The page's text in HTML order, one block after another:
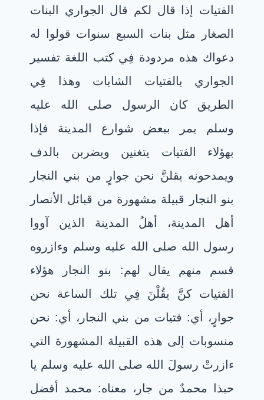
الفتيات إذا قال لكم قال الجواري البنات
الصغار مثل بنات السبع سنوات قولوا له
دعواك هذه مردودة فِي كتب اللغة تفسير
الجواري بالفتيات الشابات وهذا فِي
الطريق كان الرسول صلى الله عليه
وسلم يمر ببعض شوارع المدينة فإذا
بهؤلاء الفتيات يتغنين ويضربن بالدف
ويمدحونه يقلنَّ نحن جوارٍ من بني النجار
بنو النجار قبيلة مشهورة من قبائل الأنصار
أهل المدينة، أهلُ المدينة الذين آووا
رسول الله صلى الله عليه وسلم وءازروه
قسم منهم يقال لهم: بنو النجار هؤلاء
الفتيات كنَّ يقُلْنَ فِي تلك الساعة نحن
جوارٍ، أي: فتيات من بني النجار، أي: نحن
منسوبات إلى هذه القبيلة المشهورة التي
ءازرتْ رسولَ الله صلى الله عليه وسلم يا
حبذا محمدٌ من جار، معناه: محمد أفضل